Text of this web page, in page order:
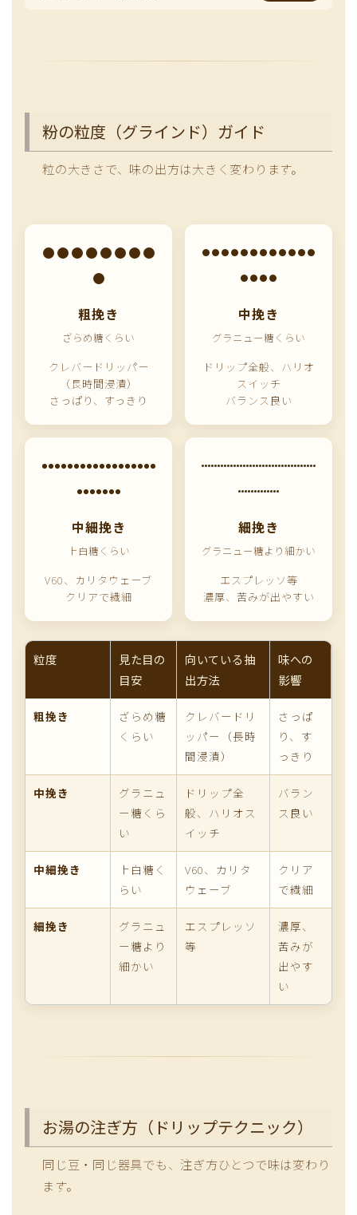
粉の粒度（グラインド）ガイド
粒の大きさで、味の出方は大きく変わります。
粗挽き
ざらめ糖くらい
クレバードリッパー
（長時間浸漬）
さっぱり、すっきり
中挽き
グラニュー糖くらい
ドリップ全般、ハリオ
スイッチ
バランス良い
中細挽き
上白糖くらい
V60、カリタウェーブ
クリアで繊細
細挽き
グラニュー糖より細かい
エスプレッソ等
濃厚、苦みが出やすい
粒度
見た目の
目安
向いている抽
出方法
味への
影響
粗挽き
ざらめ糖
くらい
クレバードリ
ッパー（長時
間浸漬）
さっぱ
り、す
っきり
中挽き
グラニュ
ー糖くら
い
ドリップ全
般、ハリオス
イッチ
バラン
ス良い
中細挽き
上白糖く
らい
V60、カリタ
ウェーブ
クリア
で繊細
細挽き
グラニュ
ー糖より
細かい
エスプレッソ
等
濃厚、
苦みが
出やす
い
お湯の注ぎ方（ドリップテクニック）
同じ豆・同じ器具でも、注ぎ方ひとつで味は変わり
ます。